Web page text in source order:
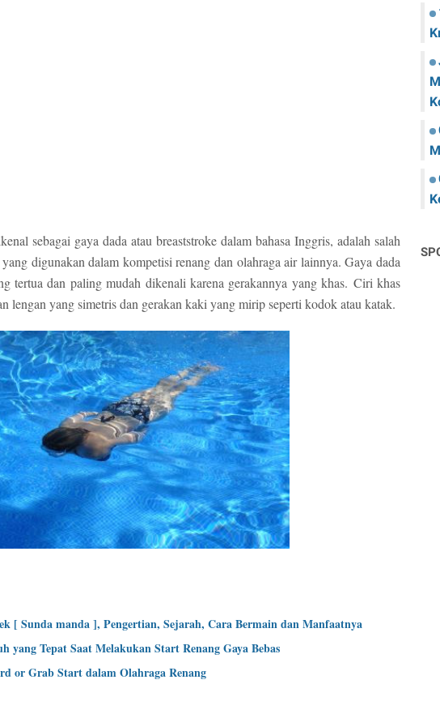
sebagai gaya dada atau breaststroke dalam bahasa Inggris, adalah salah
digunakan dalam kompetisi renang dan olahraga air lainnya. Gaya dada
tertua dan paling mudah dikenali karena gerakannya yang khas. Ciri khas
lengan yang simetris dan gerakan kaki yang mirip seperti kodok atau katak.
[ Sunda manda ], Pengertian, Sejarah, Cara Bermain dan Manfaatnya
yang Tepat Saat Melakukan Start Renang Gaya Bebas
or Grab Start dalam Olahraga Renang